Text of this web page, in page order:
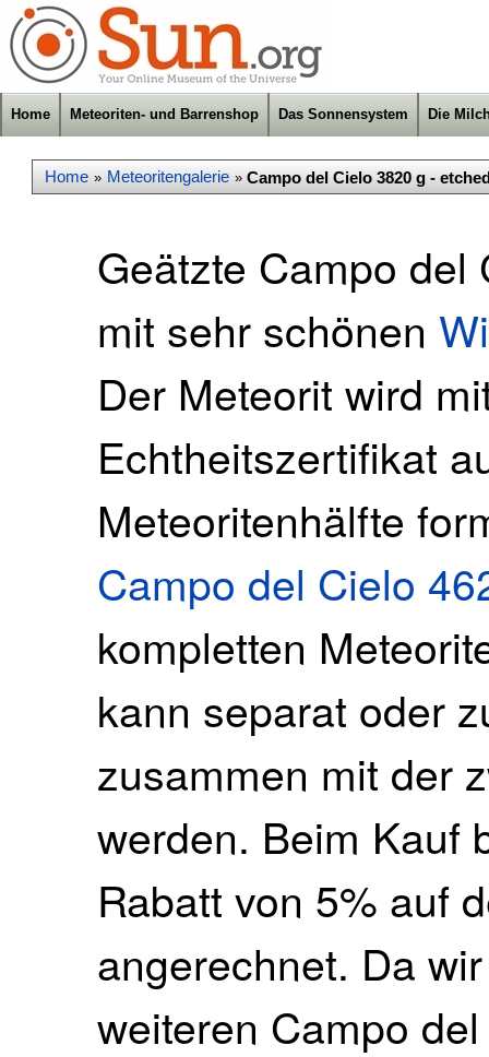
Home Meteoriten- und Barrenshop Das Sonnensystem Die
Home » Meteoritengalerie » Campo del Cielo 3820 g -
Geätzte Campo del
mit sehr schönen
Der Meteorit wird
Echtheitszertifikat
Meteoritenhälfte
Campo del Cielo
kompletten
kann separat oder
zusammen mit der
werden. Beim Kauf
Rabatt von 5% auf
angerechnet. Da
weiteren Campo